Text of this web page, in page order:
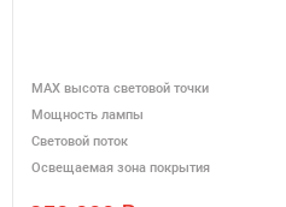
MAX высота световой точки
Мощность лампы
Световой поток
Освещаемая зона покрытия